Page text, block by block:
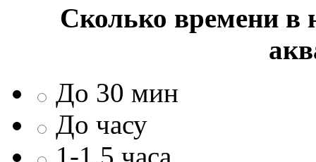
Сколько времени в
До 30 мин
До часу
1-1.5 часа